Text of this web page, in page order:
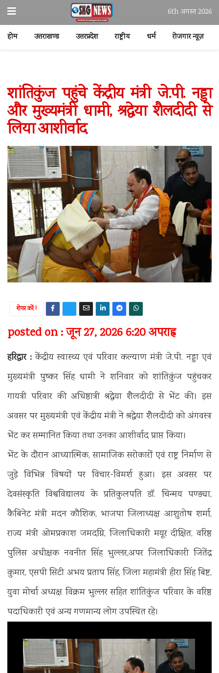
6th अगस्त 2026
होम उत्तराखण्ड उत्तरप्रदेश राष्ट्रीय धर्म रोजगार न्यूज़
शांतिकुंज पहुंचे केंद्रीय मंत्री जे.पी. नड्डा
और मुख्यमंत्री धामी, श्रद्धेया शैलदीदी से
लिया आशीर्वाद
शेयर करें !
posted on : जून 27, 2026 6:20 अपराह्न
हरिद्वार : केंद्रीय स्वास्थ्य एवं परिवार कल्याण मंत्री जे.पी. नड्डा एवं
मुख्यमंत्री पुष्कर सिंह धामी ने शनिवार को शांतिकुंज पहुंचकर
गायत्री परिवार की अधिष्ठात्री श्रद्धेया शैलदीदी से भेंट की। इस
अवसर पर मुख्यमंत्री एवं केंद्रीय मंत्री ने श्रद्धेया शैलदीदी को अंगवस्त्र
भेंट कर सम्मानित किया तथा उनका आशीर्वाद प्राप्त किया।
भेंट के दौरान आध्यात्मिक, सामाजिक सरोकारों एवं राष्ट्र निर्माण से
जुड़े विभिन्न विषयों पर विचार-विमर्श हुआ। इस अवसर पर
देवसंस्कृति विश्वविद्यालय के प्रतिकुलपति डॉ. चिन्मय पण्ड्या,
कैबिनेट मंत्री मदन कौशिक, भाजपा जिलाध्यक्ष आशुतोष शर्मा,
राज्य मंत्री ओमप्रकाश जमदग्नि, जिलाधिकारी मयूर दीक्षित, वरिष्ठ
पुलिस अधीक्षक नवनीत सिंह भुल्लर,अपर जिलाधिकारी जितेंद्र
कुमार, एसपी सिटी अभय प्रताप सिंह, जिला महामंत्री हीरा सिंह बिष्ट,
युवा मोर्चा अध्यक्ष विक्रम भुल्लर सहित शांतिकुंज परिवार के वरिष्ठ
पदाधिकारी एवं अन्य गणमान्य लोग उपस्थित रहे।